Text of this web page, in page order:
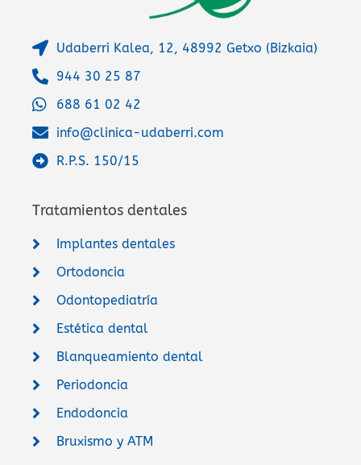
Udaberri Kalea, 12, 48992 Getxo (Bizkaia)
944 30 25 87
688 61 02 42
info@clinica-udaberri.com
R.P.S. 150/15
Tratamientos dentales
Implantes dentales
Ortodoncia
Odontopediatría
Estética dental
Blanqueamiento dental
Periodoncia
Endodoncia
Bruxismo y ATM